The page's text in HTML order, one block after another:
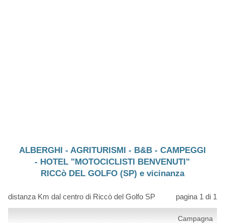
ALBERGHI - AGRITURISMI - B&B - CAMPEGGI
- HOTEL "MOTOCICLISTI BENVENUTI"
RICCò DEL GOLFO (SP) e vicinanza
distanza Km dal centro di Riccò del Golfo SP pagina 1 di 1
Campagna